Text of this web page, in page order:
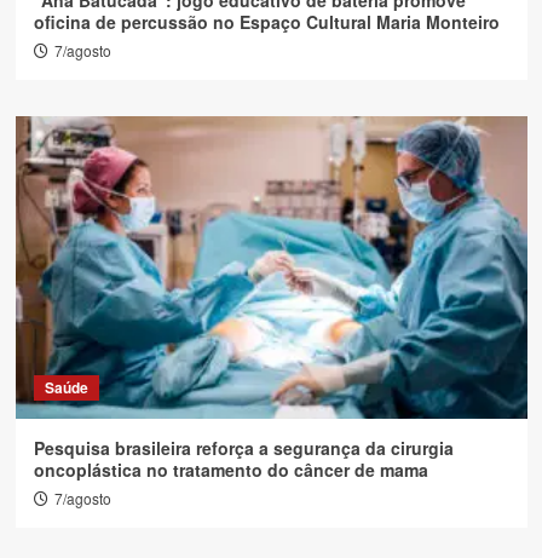
oficina de percussão no Espaço Cultural Maria Monteiro
7/agosto
Saúde
Pesquisa brasileira reforça a segurança da cirurgia
oncoplástica no tratamento do câncer de mama
7/agosto